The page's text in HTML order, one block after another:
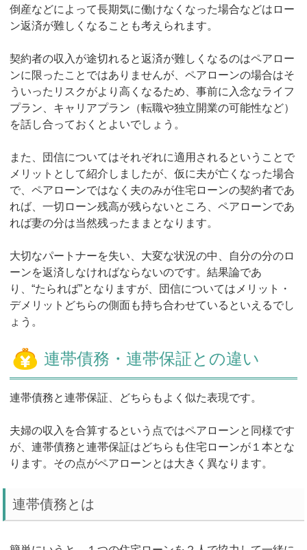
倒産などによって長期気に働けなくなった場合などはロー
ン返済が難しくなることも考えられます。
契約者の収入が途切れると返済が難しくなるのはペアロー
ンに限ったことではありませんが、ペアローンの場合はそ
ういったリスクがより高くなるため、事前に入念なライフ
プラン、キャリアプラン（転職や独立開業の可能性など）
を話し合っておくとよいでしょう。
また、団信についてはそれぞれに適用されるということで
メリットとして紹介しましたが、仮に夫が亡くなった場合
で、ペアローンではなく夫のみが住宅ローンの契約者であ
れば、一切ローン残高が残らないところ、ペアローンであ
れば妻の分は当然残ったままとなります。
大切なパートナーを失い、大変な状況の中、自分の分のロ
ーンを返済しなければならないのです。結果論であ
り、“たられば”となりますが、団信についてはメリット・
デメリットどちらの側面も持ち合わせているといえるでし
ょう。
連帯債務・連帯保証との違い
連帯債務と連帯保証、どちらもよく似た表現です。
夫婦の収入を合算するという点ではペアローンと同様です
が、連帯債務と連帯保証はどちらも住宅ローンが１本とな
ります。その点がペアローンとは大きく異なります。
連帯債務とは